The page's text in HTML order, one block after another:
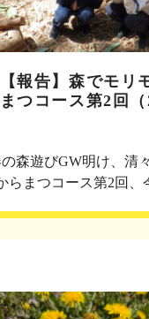
【報告】森でモリ
まつコース第2回
森遊びGW明け、清
らまつコース第2回、